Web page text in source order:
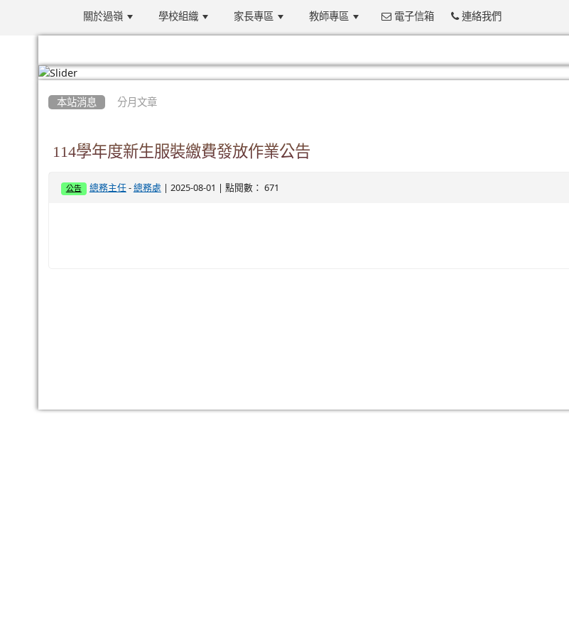
關於過嶺 學校組織 家長專區 教師專區 電子信箱 連絡我們
本站消息 分月文章
114學年度新生服裝繳費發放作業公告
公告 總務主任- 總務處 | 2025-08-01 | 點閱數： 671